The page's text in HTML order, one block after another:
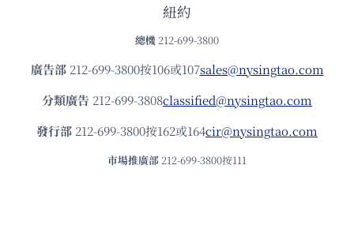
紐約
總機 212-699-3800
廣告部212-699-3800按106或107sales@nysingtao.com
分類廣告 212-699-3808classified@nysingtao.com
發⾏部 212-699-3800按162或164cir@nysingtao.com
市場推廣部 212-699-3800按111